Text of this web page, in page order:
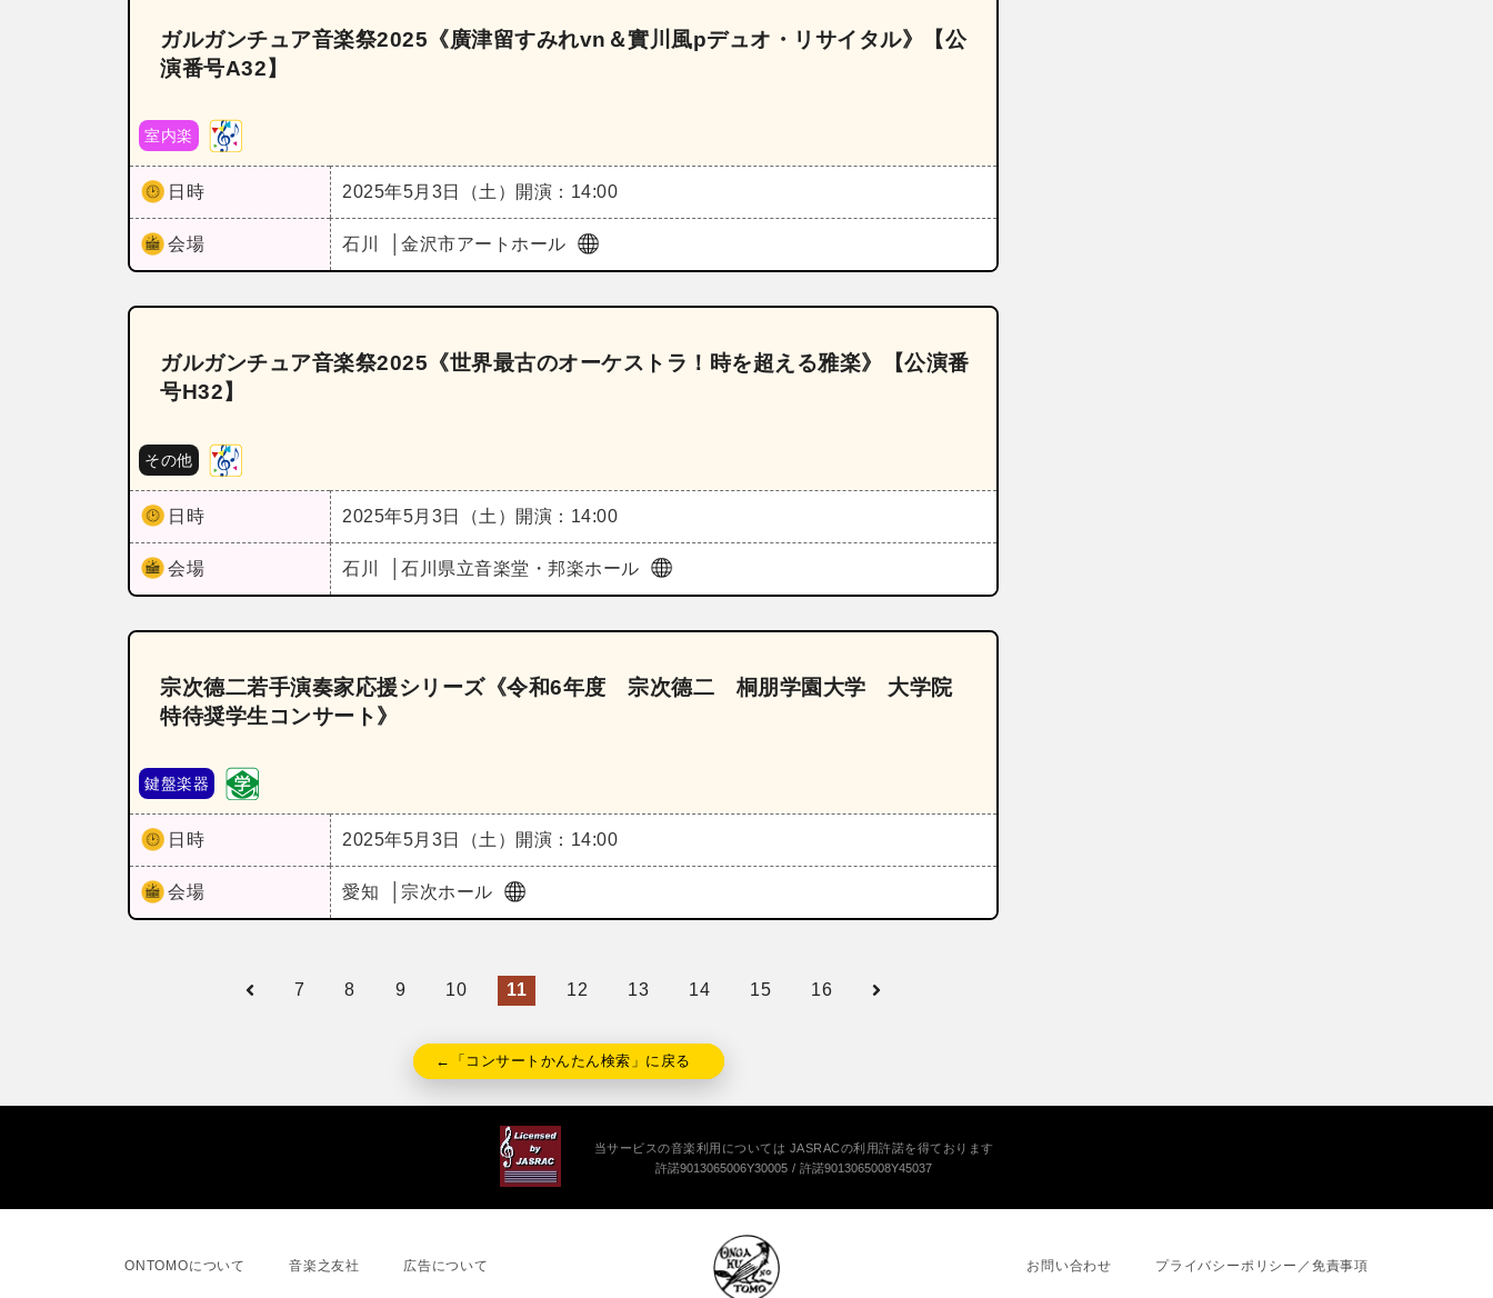
ガルガンチュア音楽祭2025《廣津留すみれvn＆實川風pデュオ・リサイタル》【公
演番号A32】
室内楽
日時 2025年5月3日（土） 開演：14:00
会場 石川 金沢市アートホール
ガルガンチュア音楽祭2025《世界最古のオーケストラ！時を超える雅楽》【公演番
号H32】
その他
日時 2025年5月3日（土） 開演：14:00
会場 石川 石川県立音楽堂・邦楽ホール
宗次德二若手演奏家応援シリーズ《令和6年度 宗次德二 桐朋学園大学 大学院
特待奨学生コンサート》
鍵盤楽器
日時 2025年5月3日（土） 開演：14:00
会場 愛知 宗次ホール
7 8 9 10 11 12 13 14 15 16
←「コンサートかんたん検索」に戻る
当サービスの音楽利用については JASRACの利用許諾を得ております
許諾9013065006Y30005
許諾9013065008Y45037
ONTOMOについて 音楽之友社 広告について お問い合わせ プライバシーポリシー／免責事項